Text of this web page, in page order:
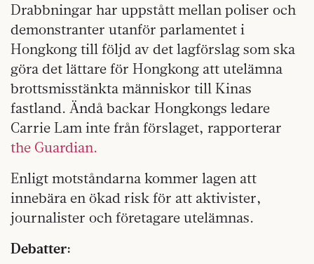
Drabbningar har uppstått mellan poliser och
demonstranter utanför parlamentet i
Hongkong till följd av det lagförslag som ska
göra det lättare för Hongkong att utelämna
brottsmisstänkta människor till Kinas
fastland. Ändå backar Hongkongs ledare
Carrie Lam inte från förslaget, rapporterar
the Guardian.
Enligt motståndarna kommer lagen att
innebära en ökad risk för att aktivister,
journalister och företagare utelämnas.
Debatter: